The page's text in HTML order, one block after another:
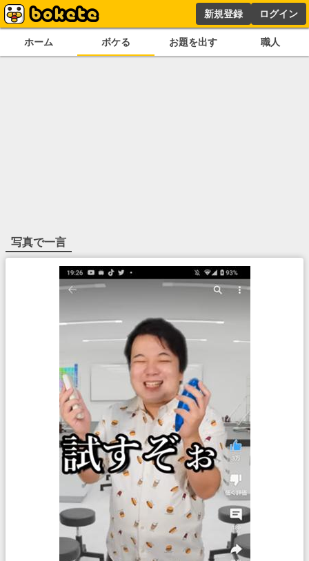
新規登録 ログイン
ホーム ボケる お題を出す 職人
写真で一言